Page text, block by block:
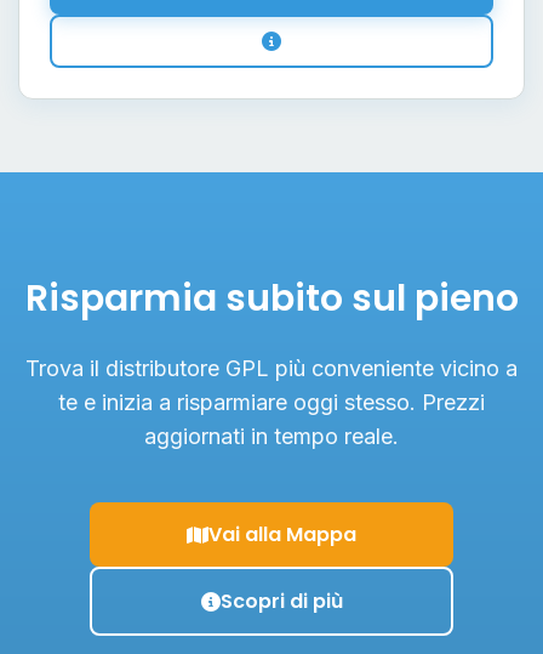
Risparmia subito sul pieno
Trova il distributore GPL più conveniente vicino a
te e inizia a risparmiare oggi stesso. Prezzi
aggiornati in tempo reale.
Vai alla Mappa
Scopri di più